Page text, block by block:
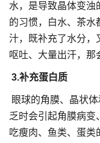
水，是导致晶体变浊
的习惯，白水、茶水
汁，既补充了水分，
呕吐、大量出汗，那
3.补充蛋白质
眼球的角膜、晶状
乏时会引起角膜病变
吃瘦肉、鱼类、蛋类